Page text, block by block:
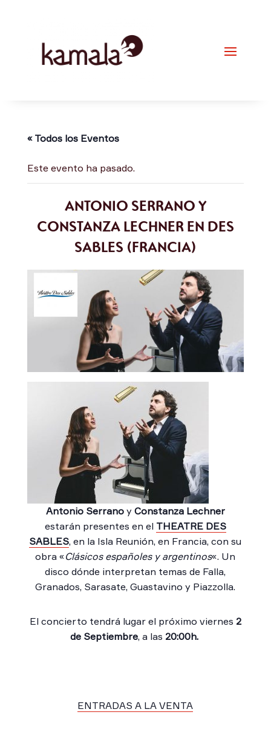
« Todos los Eventos
Este evento ha pasado.
ANTONIO SERRANO Y
CONSTANZA LECHNER EN DES
SABLES (FRANCIA)
Antonio Serranoy Constanza Lechner
estarán presentes en el THEATRE DES
SABLES, en la Isla Reunión, en Francia, con su
obra «Clásicos españoles y argentinos«. Un
disco dónde interpretan temas de Falla,
Granados, Sarasate, Guastavino y Piazzolla.
El concierto tendrá lugar el próximo viernes 2
de Septiembre, a las 20:00h.
ENTRADAS A LA VENTA